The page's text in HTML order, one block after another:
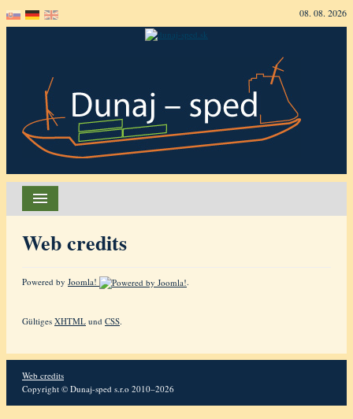
08. 08. 2026
Über uns
Aktivitäten
Web credits
Powered by Joomla! .
Gültiges XHTML und CSS.
Web credits
Copyright © Dunaj-sped s.r.o 2010–2026